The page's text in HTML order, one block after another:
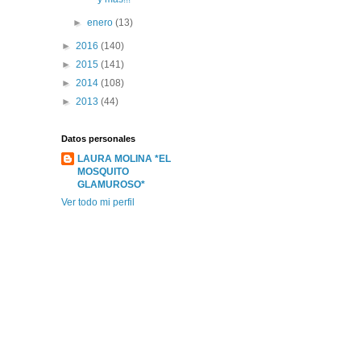
►enero(13)
► 2016 (140)
► 2015 (141)
► 2014 (108)
► 2013 (44)
Datos personales
LAURA MOLINA *EL
MOSQUITO
GLAMUROSO*
Ver todo mi perfil